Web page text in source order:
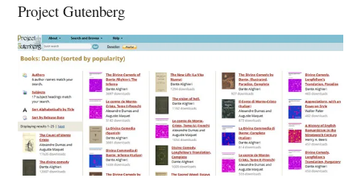
Project Gutenberg